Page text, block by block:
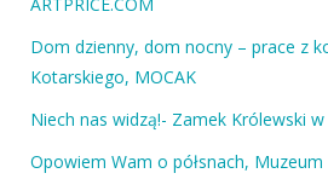
ARTPRICE.COM
Dom dzienny, dom nocny – prace z
Kotarskiego, MOCAK
Niech nas widzą!- Zamek Królewski
Opowiem Wam o półsnach,